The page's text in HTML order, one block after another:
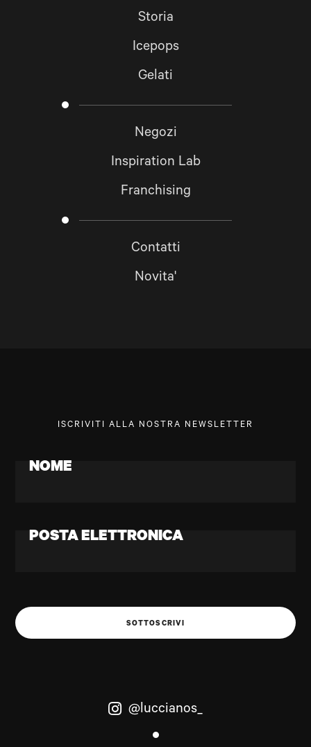
Storia
Icepops
Gelati
Negozi
Inspiration Lab
Franchising
Contatti
Novita'
ISCRIVITI ALLA NOSTRA NEWSLETTER
NOME
POSTA ELETTRONICA
SOTTOSCRIVI
@luccianos_